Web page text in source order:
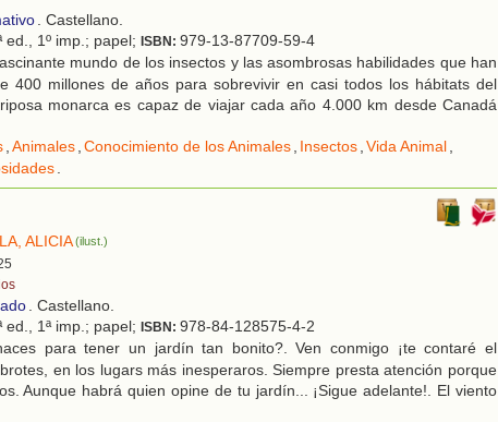
. Castellano.
1º imp.; papel; ISBN: 979-13-87709-59-4
mundo de los insectos y las asombrosas habilidades que han
400 millones de años para sobrevivir en casi todos los hábitats del
monarca es capaz de viajar cada año 4.000 km desde Canadá
,Animales,Conocimiento de los Animales, Insectos,Vida Animal,
.
ALICIA(ilust.)
. Castellano.
1ª imp.; papel; ISBN: 978-84-128575-4-2
para tener un jardín tan bonito?. Ven conmigo ¡te contaré el
en los lugars más inesperaros. Siempre presta atención porque
Aunque habrá quien opine de tu jardín... ¡Sigue adelante!. El viento